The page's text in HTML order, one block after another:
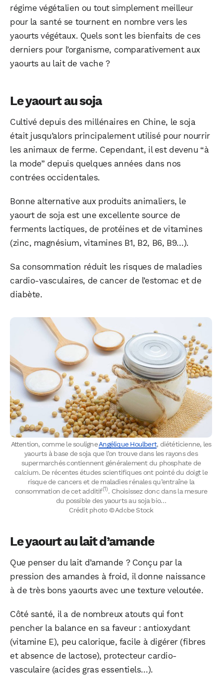
régime végétalien ou tout simplement meilleur
pour la santé se tournent en nombre vers les
yaourts végétaux. Quels sont les bienfaits de ces
derniers pour l’organisme, comparativement aux
yaourts au lait de vache ?
Le yaourt au soja
Cultivé depuis des millénaires en Chine, le soja
était jusqu’alors principalement utilisé pour nourrir
les animaux de ferme. Cependant, il est devenu “à
la mode” depuis quelques années dans nos
contrées occidentales.
Bonne alternative aux produits animaliers, le
yaourt de soja est une excellente source de
ferments lactiques, de protéines et de vitamines
(zinc, magnésium, vitamines B1, B2, B6, B9…).
Sa consommation réduit les risques de maladies
cardio-vasculaires, de cancer de l’estomac et de
diabète.
Attention, comme le souligneAngélique Houlbert, diététicienne, les
yaourts à base de soja que l’on trouve dans les rayons des
supermarchés contiennent généralement du phosphate de
calcium. De récentes études scientifiques ont pointé du doigt le
risque de cancers et de maladies rénales qu’entraîne la
consommation de cet additif(1). Choisissez donc dans la mesure
du possible des yaourts au soja bio…
Crédit photo © Adobe Stock
Le yaourt au lait d’amande
Que penser du lait d’amande ? Conçu par la
pression des amandes à froid, il donne naissance
à de très bons yaourts avec une texture veloutée.
Côté santé, il a de nombreux atouts qui font
pencher la balance en sa faveur : antioxydant
(vitamine E), peu calorique, facile à digérer (fibres
et absence de lactose), protecteur cardio-
vasculaire (acides gras essentiels…).